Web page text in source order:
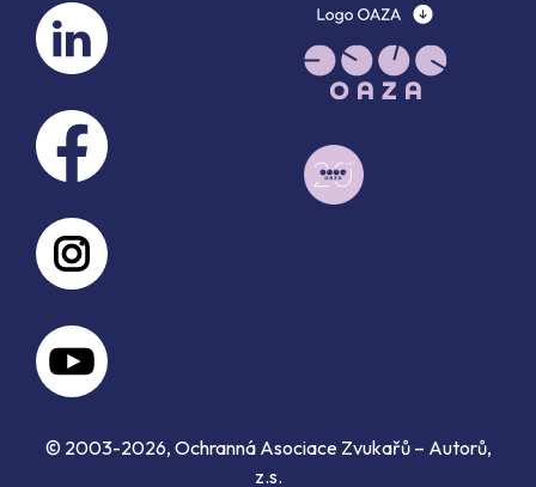
© 2003-2026, Ochranná Asociace Zvukařů – Autorů,
z.s.